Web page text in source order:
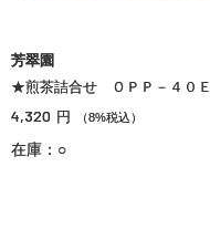
芳翠園
★煎茶詰合せ ＯＰＰ－４０Ｅ
4,320 円 （8%税込）
在庫：○